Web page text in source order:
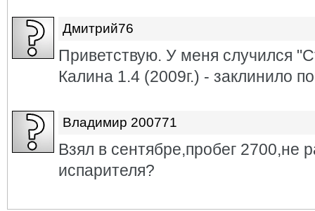
Дмитрий76
Приветствую. У меня случился
Калина 1.4 (2009г.) - заклинило
Владимир 200771
Взял в сентябре,пробег 2700,не
испарителя?